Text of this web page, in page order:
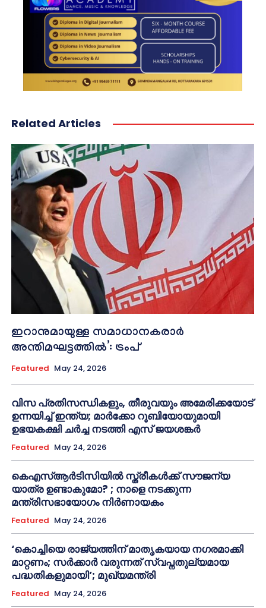
Related Articles
ഇറാനുമായുള്ള സമാധാനകരാർ
അന്തിമഘട്ടത്തിൽ‌’: ട്രംപ്
Featured May 24, 2026
വിസ പ്രതിസന്ധികളും, തീരുവയും അമേരിക്കയോട്
ഉന്നയിച്ച് ഇന്ത്യ; മാർക്കോ റൂബിയോയുമായി
ഉഭയകക്ഷി ചർച്ച നടത്തി എസ് ജയശങ്കർ
Featured May 24, 2026
കെഎസ്ആർടിസിയിൽ സ്ത്രീകൾക്ക് സൗജന്യ
യാത്ര ഉണ്ടാകുമോ? ; നാളെ നടക്കുന്ന
മന്ത്രിസഭായോഗം നിർണായകം
Featured May 24, 2026
‘കൊച്ചിയെ രാജ്യത്തിന് മാതൃകയായ നഗരമാക്കി
മാറ്റണം; സർക്കാർ വരുന്നത് സ്വപ്നതുല്യമായ
പദ്ധതികളുമായി’; മുഖ്യമന്ത്രി
Featured May 24, 2026